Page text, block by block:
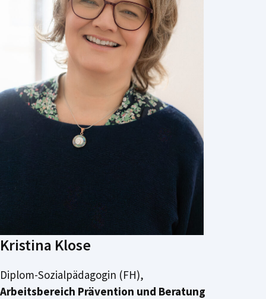
Kristina Klose
Diplom-Sozialpädagogin (FH),
Arbeitsbereich Prävention und Beratung